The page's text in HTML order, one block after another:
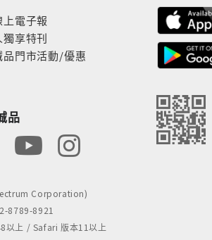
電子報
享特刊
品門市活動/優惠
品
Corporation)
8789-8921
以上 / Safari 版本11以上